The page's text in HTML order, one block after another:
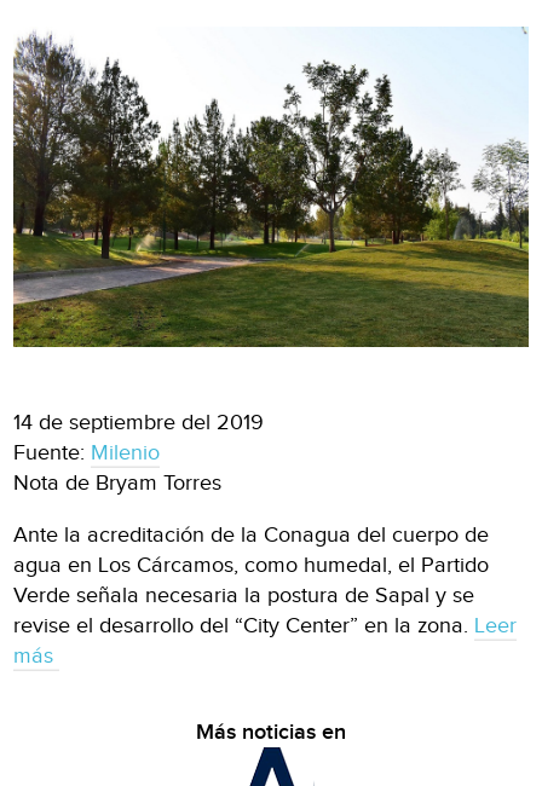
14 de septiembre del 2019
Fuente: Milenio
Nota de Bryam Torres
Ante la acreditación de la Conagua del cuerpo de
agua en Los Cárcamos, como humedal, el Partido
Verde señala necesaria la postura de Sapal y se
revise el desarrollo del “City Center” en la zona. Leer
más
Más noticias en